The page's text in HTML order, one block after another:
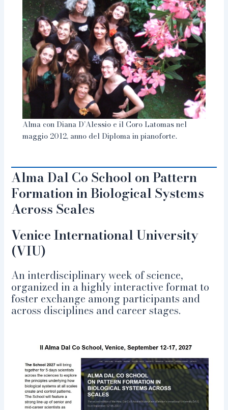
Alma con Diana D’Alessio e il Coro Latomas nel
maggio 2012, anno del Diploma in pianoforte.
Alma Dal Co School on Pattern
Formation in Biological Systems
Across Scales
Venice International University
(VIU)
An interdisciplinary week of science,
organized in a highly interactive format to
foster exchange among participants and
across disciplines and career stages.